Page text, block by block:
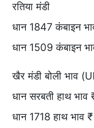
रतिया मंडी
धान 1847 कंबाइन
धान 1509 कंबाइन
खैर मंडी बोली भाव
धान सरबती हाथ
धान 1718 हाथ भाव